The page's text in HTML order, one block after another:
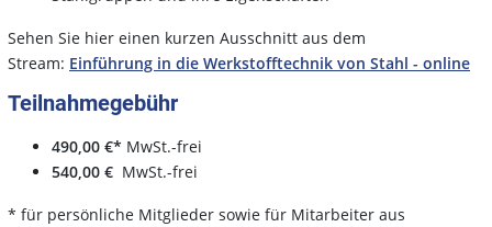
Sehen Sie hier einen kurzen Ausschnitt aus dem
Stream: Einführung in die Werkstofftechnik von Stahl - online
Teilnahmegebühr
490,00 €* MwSt.-frei
540,00 € MwSt.-frei
* für persönliche Mitglieder sowie für Mitarbeiter aus